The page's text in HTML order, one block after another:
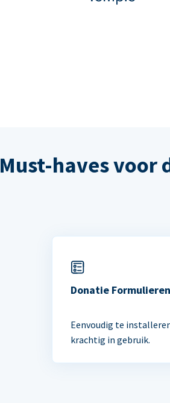
Must-haves voor
Donatie Formulieren
Eenvoudig te
krachtig in gebruik.